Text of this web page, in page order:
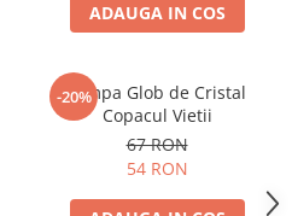
ADAUGA IN COS
-20%
Lampa Glob de Cristal
Copacul Vietii
67 RON
54 RON